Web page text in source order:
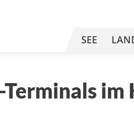
SEE
im